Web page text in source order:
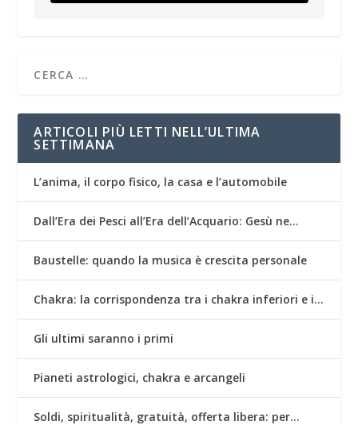
ARTICOLI PIÙ LETTI NELL’ULTIMA
SETTIMANA
L’anima, il corpo fisico, la casa e l’automobile
Dall’Era dei Pesci all’Era dell’Acquario: Gesù ne…
Baustelle: quando la musica è crescita personale
Chakra: la corrispondenza tra i chakra inferiori e i…
Gli ultimi saranno i primi
Pianeti astrologici, chakra e arcangeli
Soldi, spiritualità, gratuità, offerta libera: per…